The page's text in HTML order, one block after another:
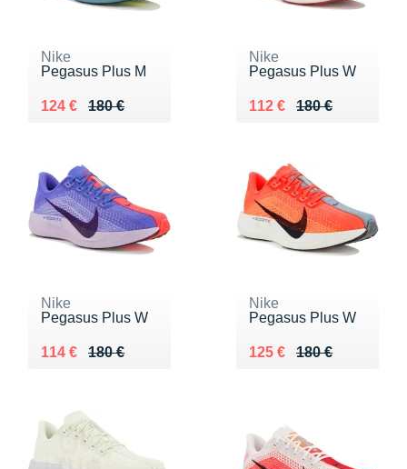
Nike
Pegasus Plus M
180 €
Au lieu de 180 €
124 €
Vendu 124 €
Nike
Pegasus Plus W
180 €
Au lieu de 180 €
112 €
Vendu 112 €
Nike
Pegasus Plus W
180 €
Au lieu de 180 €
114 €
Vendu 114 €
Nike
Pegasus Plus W
180 €
Au lieu de 180 €
125 €
Vendu 125 €